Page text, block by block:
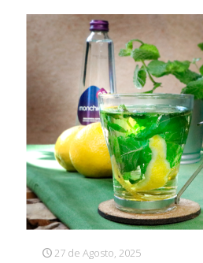
27 de Agosto, 2025